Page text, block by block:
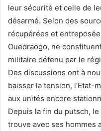
leur sécurité et celle de
désarmé. Selon des
récupérées et
Ouedraogo, ne
militaire détenu par le
Des discussions ont à
baisser la tension, l’Etat-
aux unités encore
Depuis la fin du putsch,
trouve avec ses hommes